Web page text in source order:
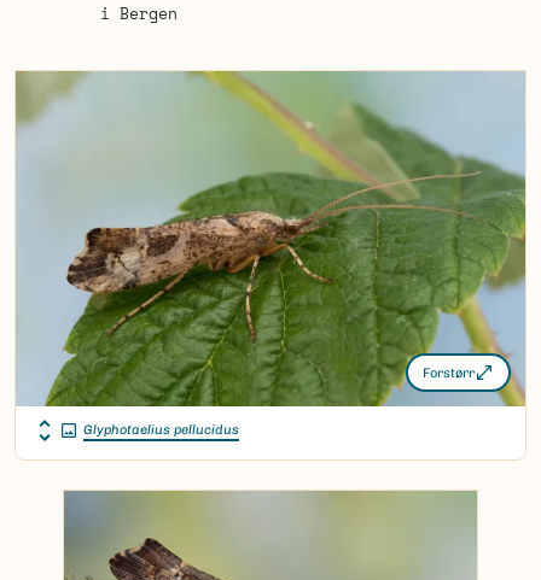
i Bergen
Forstørr
Glyphotaelius pellucidus